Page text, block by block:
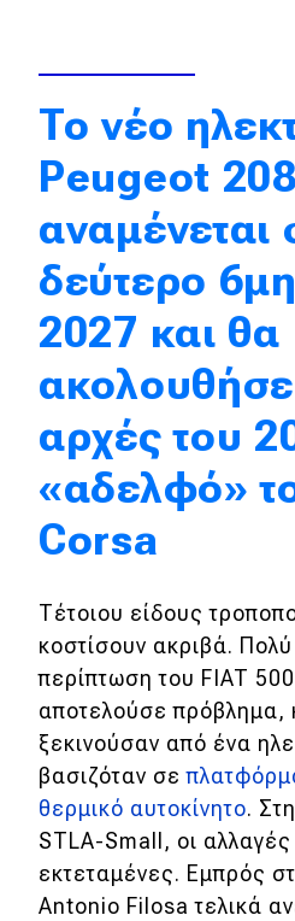
Δοκιμή
Αποστολή
Συγκρίνουμε
Αγώνες
Formula 1
WRC
Motorsport
Eco
Τεχνολογία
Mobility
Σταθμοί φόρτισης
Classic
Νέα
Παρουσιάσεις
To νέo
Peugeot 208
αναμένεται
δεύτερο
2027 και θα
αρχές του
«αδελφό»
Corsa
Τέτοιου είδους
κοστίσουν ακριβά.
περίπτωση του FIAT
αποτελούσε πρόβλημα,
ξεκινούσαν από ένα
βασιζόταν σε
θερμικό αυτοκίνητο.
STLA-Small, οι
εκτεταμένες. Εμπρός
Antonio Filosa τελικά